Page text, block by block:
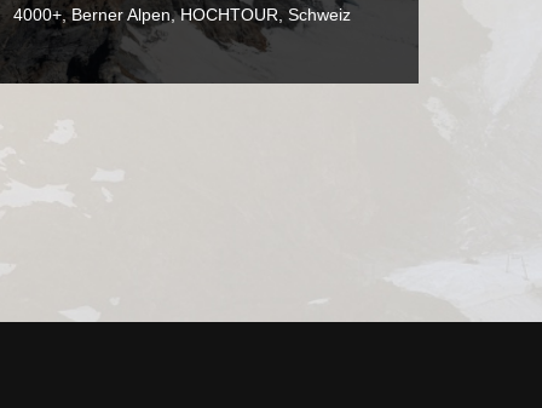
4000+,Berner Alpen,HOCHTOUR Schweiz